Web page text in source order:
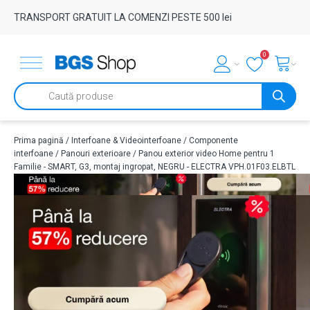
TRANSPORT GRATUIT LA COMENZI PESTE 500 lei
0
Products
search
Prima pagină / Interfoane & Videointerfoane / Componente
interfoane / Panouri exterioare / Panou exterior video Home pentru 1
Familie - SMART, G3, montaj ingropat, NEGRU - ELECTRA VPH.01F03.ELBTL